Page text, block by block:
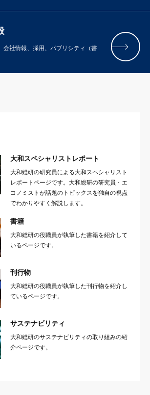
会社情報、採用、パブリシティ（書
大和スペシャリストレポート
大和総研の研究員による大和スペシャリスト
レポートページです。大和総研の研究員・エ
コノミストが話題のトピックスを独自の視点
でわかりやすく解説します。
書籍
大和総研の役職員が執筆した書籍を紹介して
いるページです。
刊行物
大和総研の役職員が執筆した刊行物を紹介し
ているページです。
サステナビリティ
大和総研のサステナビリティの取り組みの紹
介ページです。